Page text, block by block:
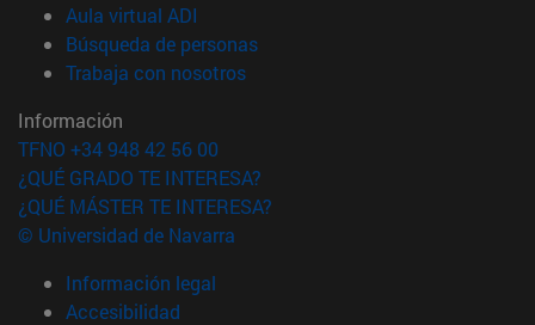
Aula virtual ADI
Búsqueda de personas(abre en nueva ventana)
Trabaja con nosotros(abre en nueva ventana)
Información
TFNO +34 948 42 56 00
¿QUÉ GRADO TE INTERESA?
¿QUÉ MÁSTER TE INTERESA?
© Universidad de Navarra
Información legal
Accesibilidad